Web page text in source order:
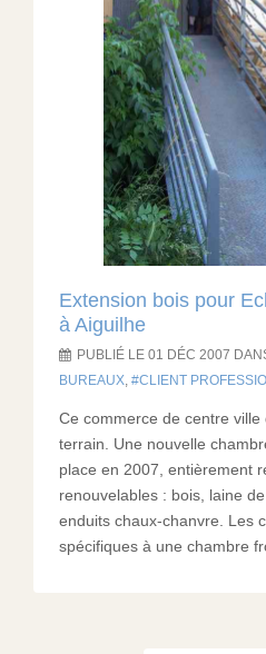
Extension bois pour
à Aiguilhe
PUBLIÉ LE 01 DÉC 2007
BUREAUX
CLIENT
Ce commerce de centre
terrain. Une nouvelle
place en 2007, entièrement
renouvelables : bois, laine
enduits chaux-chanvre. Les
spécifiques à une chambre